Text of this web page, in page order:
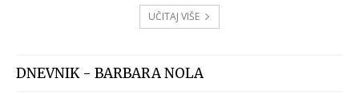
UČITAJ VIŠE
DNEVNIK - BARBARA NOLA